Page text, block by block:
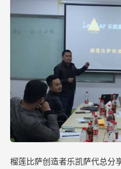
榴莲比萨创造者乐凯萨代总